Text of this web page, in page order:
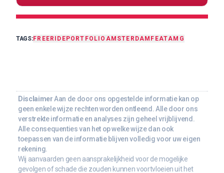
TAGS:FREERIDEPORTFOLIO AMSTERDAM FEATAMG
Disclaimer Aan de door ons opgestelde informatie kan op
geen enkele wijze rechten worden ontleend. Alle door ons
verstrekte informatie en analyses zijn geheel vrijblijvend.
Alle consequenties van het op welke wijze dan ook
toepassen van de informatie blijven volledig voor uw eigen
rekening.
Wij aanvaarden geen aansprakelijkheid voor de mogelijke
gevolgen of schade die zouden kunnen voortvloeien uit het